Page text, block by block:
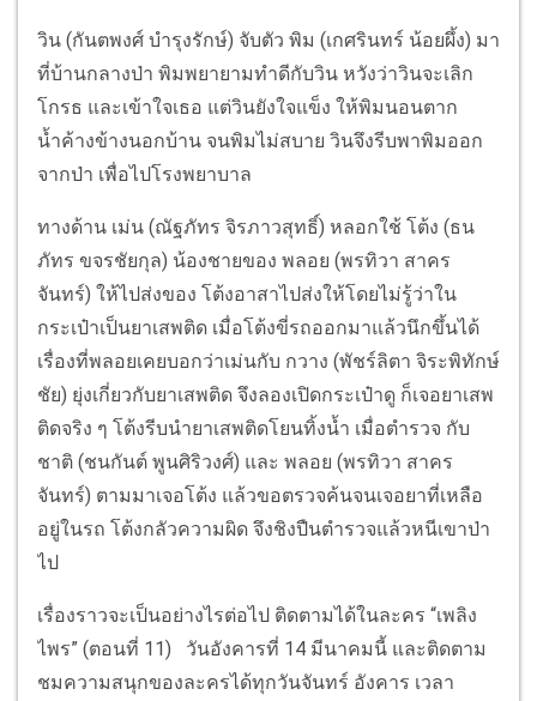
วิน (กันตพงศ์ บำรุงรักษ์) จับตัว พิม (เกศรินทร์ น้อยผึ้ง) มา
ที่บ้านกลางป่า พิมพยายามทำดีกับวิน หวังว่าวินจะเลิก
โกรธ และเข้าใจเธอ แต่วินยังใจแข็ง ให้พิมนอนตาก
น้ำค้างข้างนอกบ้าน จนพิมไม่สบาย วินจึงรีบพาพิมออก
จากป่า เพื่อไปโรงพยาบาล
ทางด้าน เม่น (ณัฐภัทร จิรภาวสุทธิ์) หลอกใช้ โต้ง (ธน
ภัทร ขจรชัยกุล) น้องชายของ พลอย (พรทิวา สาคร
จันทร์) ให้ไปส่งของ โต้งอาสาไปส่งให้โดยไม่รู้ว่าใน
กระเป๋าเป็นยาเสพติด เมื่อโต้งขี่รถออกมาแล้วนึกขึ้นได้
เรื่องที่พลอยเคยบอกว่าเม่นกับ กวาง (พัชร์ลิตา จิระพิทักษ์
ชัย) ยุ่งเกี่ยวกับยาเสพติด จึงลองเปิดกระเป๋าดู ก็เจอยาเสพ
ติดจริง ๆ โต้งรีบนำยาเสพติดโยนทิ้งน้ำ เมื่อตำรวจ กับ
ชาติ (ชนกันต์ พูนศิริวงศ์) และ พลอย (พรทิวา สาคร
จันทร์) ตามมาเจอโต้ง แล้วขอตรวจค้นจนเจอยาที่เหลือ
อยู่ในรถ โต้งกลัวความผิด จึงชิงปืนตำรวจแล้วหนีเขาป่า
ไป
เรื่องราวจะเป็นอย่างไรต่อไป ติดตามได้ในละคร “เพลิง
ไพร” (ตอนที่ 11) วันอังคารที่ 14 มีนาคมนี้ และติดตาม
ชมความสนุกของละครได้ทุกวันจันทร์ อังคาร เวลา